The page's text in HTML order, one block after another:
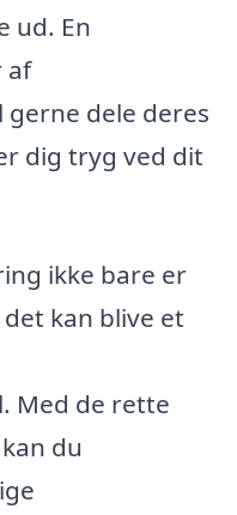
ud. En
af
dele deres
dig tryg ved dit
ikke bare er
kan blive et
Med de rette
du